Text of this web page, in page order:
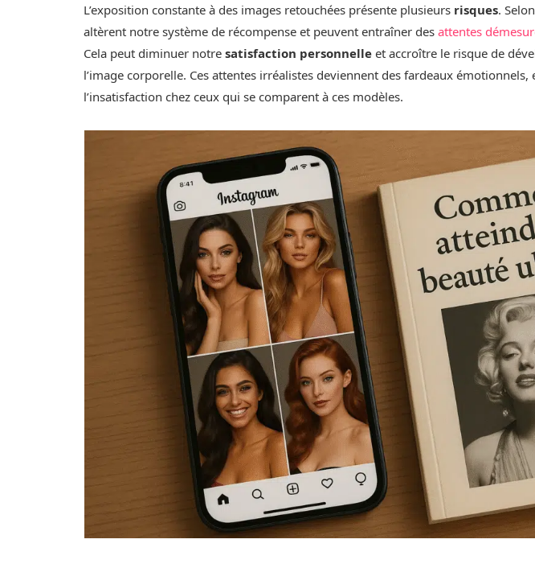
L’exposition constante à des images retouchées présente plusieurs risques.
altèrent notre système de récompense et peuvent entraîner desattentes
Cela peut diminuer notresatisfaction personnelle et accroître le risque de
l’image corporelle. Ces attentes irréalistes deviennent des fardeaux émotionnels,
l’insatisfaction chez ceux qui se comparent à ces modèles.